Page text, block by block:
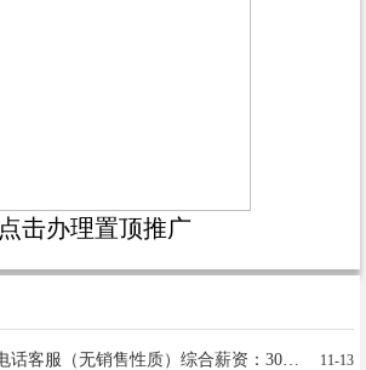
点击办理置顶推广
高薪招聘售后电话客服（无销售性质）综合薪资：3000-6000元，要求：1.年龄18-35周岁。2.熟悉电脑操作。报名热线:18230228391（同微信） 11-13